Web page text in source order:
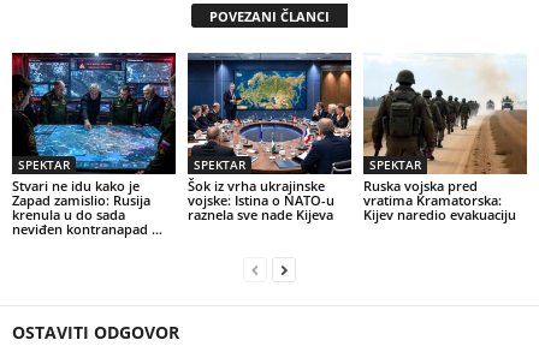
POVEZANI ČLANCI
SPEKTAR
Stvari ne idu kako je
Zapad zamislio: Rusija
krenula u do sada
neviđen kontranapad …
SPEKTAR
Šok iz vrha ukrajinske
vojske: Istina o NATO-u
raznela sve nade Kijeva
SPEKTAR
Ruska vojska pred
vratima Kramatorska:
Kijev naredio evakuaciju
OSTAVITI ODGOVOR